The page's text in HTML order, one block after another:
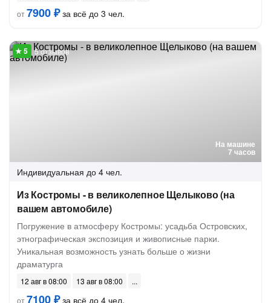
от7900 ₽за всё до 3 чел.
На машине
7 часов
5 отзывов
Индивидуальная до 4 чел.
Из Костромы - в великолепное Щелыково (на
вашем автомобиле)
Погружение в атмосферу Костромы: усадьба Островских,
этнографическая экспозиция и живописные парки.
Уникальная возможность узнать больше о жизни
драматурга
12 авг в 08:00
13 авг в 08:00
от7100 ₽за всё до 4 чел.